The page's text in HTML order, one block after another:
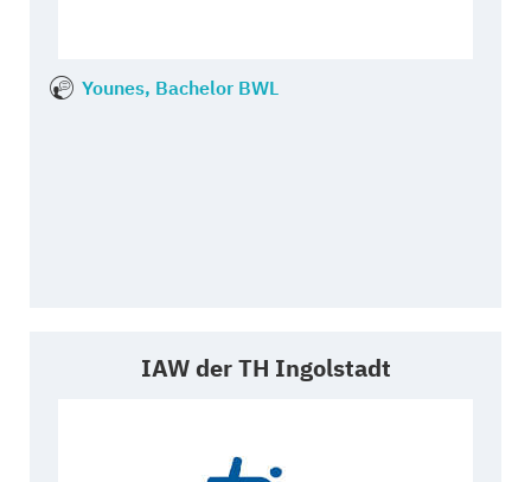
Younes, Bachelor BWL
IAW der TH Ingolstadt